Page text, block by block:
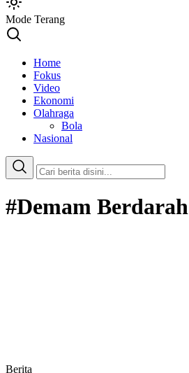
Mode Terang
Home
Fokus
Video
Ekonomi
Olahraga
Bola
Nasional
#Demam Berdarah
Berita